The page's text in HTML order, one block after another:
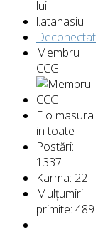
Deconectat
Membru
CCG
E o masura
in toate
Postări:
1337
Karma: 22
Mulțumiri
primite: 489